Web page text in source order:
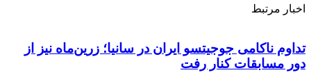
اخبار مرتبط
تداوم ناکامی جوجیتسو ایران در سانیا؛ زرین‌ماه نیز از
دور مسابقات کنار رفت